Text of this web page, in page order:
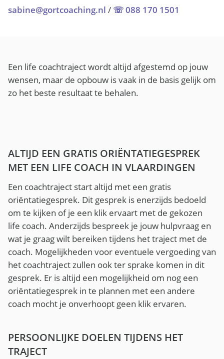
sabine@gortcoaching.nl / ☏ 088 170 1501
Een life coachtraject wordt altijd afgestemd op jouw
wensen, maar de opbouw is vaak in de basis gelijk om
zo het beste resultaat te behalen.
ALTIJD EEN GRATIS ORIËNTATIEGESPREK
MET EEN LIFE COACH IN VLAARDINGEN
Een coachtraject start altijd met een gratis
oriëntatiegesprek. Dit gesprek is enerzijds bedoeld
om te kijken of je een klik ervaart met de gekozen
life coach. Anderzijds bespreek je jouw hulpvraag en
wat je graag wilt bereiken tijdens het traject met de
coach. Mogelijkheden voor eventuele vergoeding van
het coachtraject zullen ook ter sprake komen in dit
gesprek. Er is altijd een mogelijkheid om nog een
oriëntatiegesprek in te plannen met een andere
coach mocht je onverhoopt geen klik ervaren.
PERSOONLIJKE DOELEN TIJDENS HET
TRAJECT